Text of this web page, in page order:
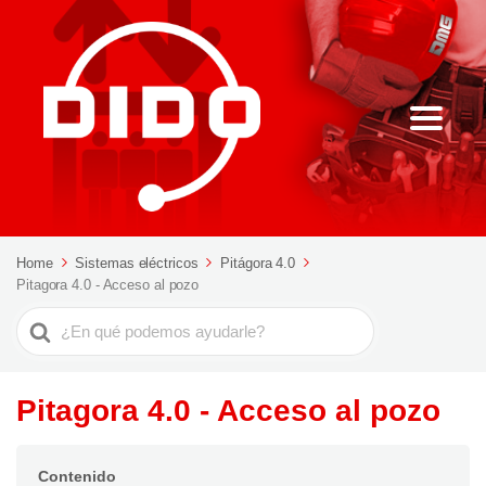
Home Sistemas eléctricos
Pitágora 4.0
Pitagora 4.0 - Acceso al pozo
Buscar
Pitagora 4.0 - Acceso al pozo
Contenido